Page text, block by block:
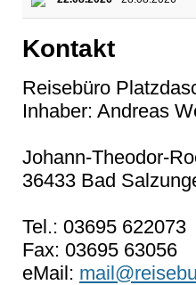
Kontakt
Reisebüro
Inhaber: Andreas
Johann-Theodor-
36433 Bad
Tel.: 03695 622073
Fax: 03695 63056
eMail: